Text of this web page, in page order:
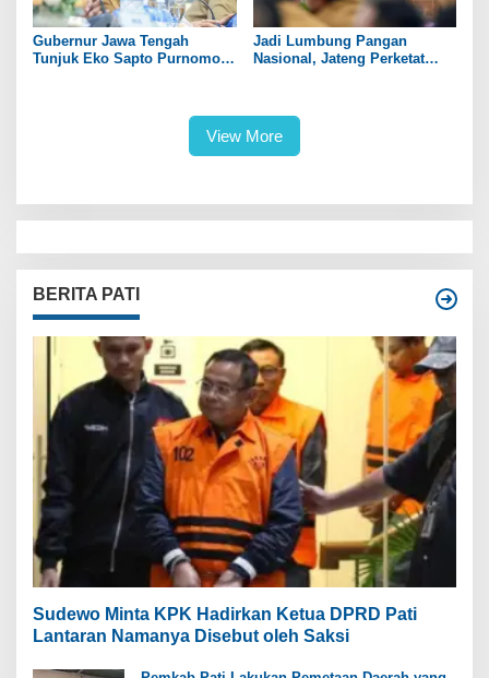
Gubernur Jawa Tengah
Tunjuk Eko Sapto Purnomo
Jadi Lumbung Pangan
Nasional, Jateng Perketat
View More
BERITA PATI
Sudewo Minta KPK Hadirkan Ketua DPRD Pati
Lantaran Namanya Disebut oleh Saksi